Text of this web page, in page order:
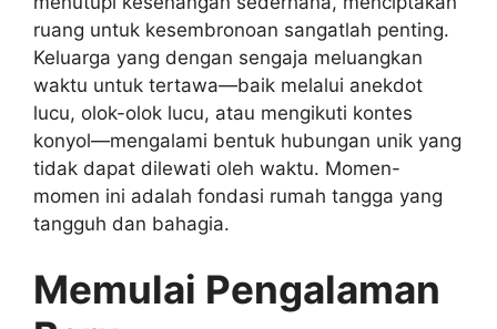
ruang untuk kesembronoan sangatlah penting.
Keluarga yang dengan sengaja meluangkan
waktu untuk tertawa—baik melalui anekdot
lucu, olok-olok lucu, atau mengikuti kontes
konyol—mengalami bentuk hubungan unik yang
tidak dapat dilewati oleh waktu. Momen-
momen ini adalah fondasi rumah tangga yang
tangguh dan bahagia.
Memulai Pengalaman